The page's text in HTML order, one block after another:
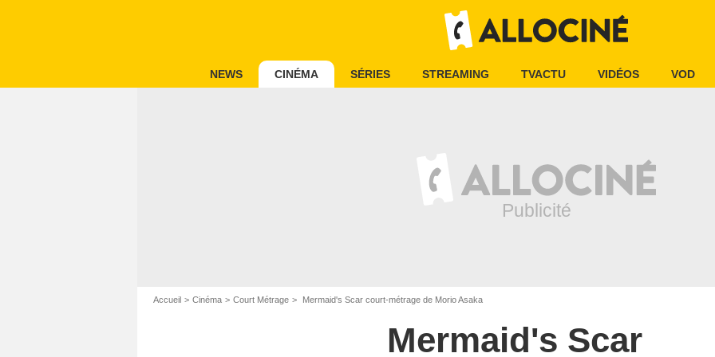
NEWS CINÉMA SÉRIES STREAMING TVACTU VIDÉOS VOD
Accueil Cinéma Court Métrage Mermaid's Scar court-métrage de Morio Asaka
Mermaid's Scar